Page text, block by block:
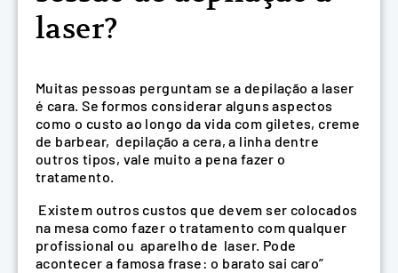
laser?
Muitas pessoas perguntam se a depilação a laser
é cara. Se formos considerar alguns aspectos
como o custo ao longo da vida com giletes, creme
de barbear, depilação a cera, a linha dentre
outros tipos, vale muito a pena fazer o
tratamento.
Existem outros custos que devem ser colocados
na mesa como fazer o tratamento com qualquer
profissional ou aparelho de laser. Pode
acontecer a famosa frase: o barato sai caro”